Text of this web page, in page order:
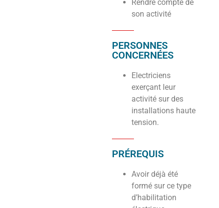
Rendre compte de
son activité
PERSONNES
CONCERNÉES
Electriciens
exerçant leur
activité sur des
installations haute
tension.
PRÉREQUIS
Avoir déjà été
formé sur ce type
d’habilitation